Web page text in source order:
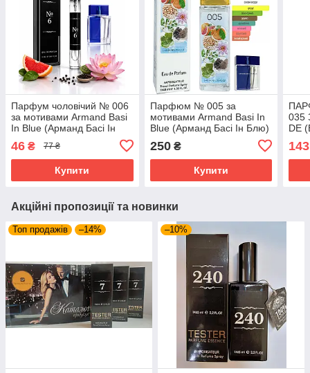
Парфум чоловічий № 006
за мотивами Armand Basi
In Blue (Арманд Басі Ін
46 ₴ 77 ₴
Купити
Парфюм № 005 за
мотивами Armand Basi In
Blue (Арманд Басі Ін Блю)
250₴
Купити
035
DE
143
Акційні пропозиції та новинки
Топ продажів –14% –10%